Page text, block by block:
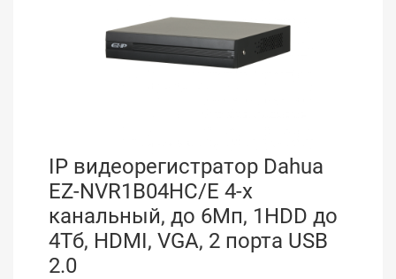
IP видеорегистратор Dahua
EZ-NVR1B04HC/E 4-х
канальный, до 6Мп, 1HDD до
4Тб, HDMI, VGA, 2 порта USB
2.0